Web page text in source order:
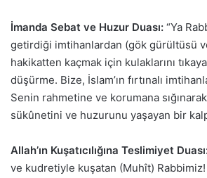
İmanda Sebat ve Huzur Duası: “Ya
getirdiği imtihanlardan (gök gürültüsü
hakikatten kaçmak için kulaklarını
düşürme. Bize, İslam’ın fırtınalı
Senin rahmetine ve korumana
sükûnetini ve huzurunu yaşayan bir
Allah’ın Kuşatıcılığına Teslimiyet
ve kudretiyle kuşatan (Muhît)